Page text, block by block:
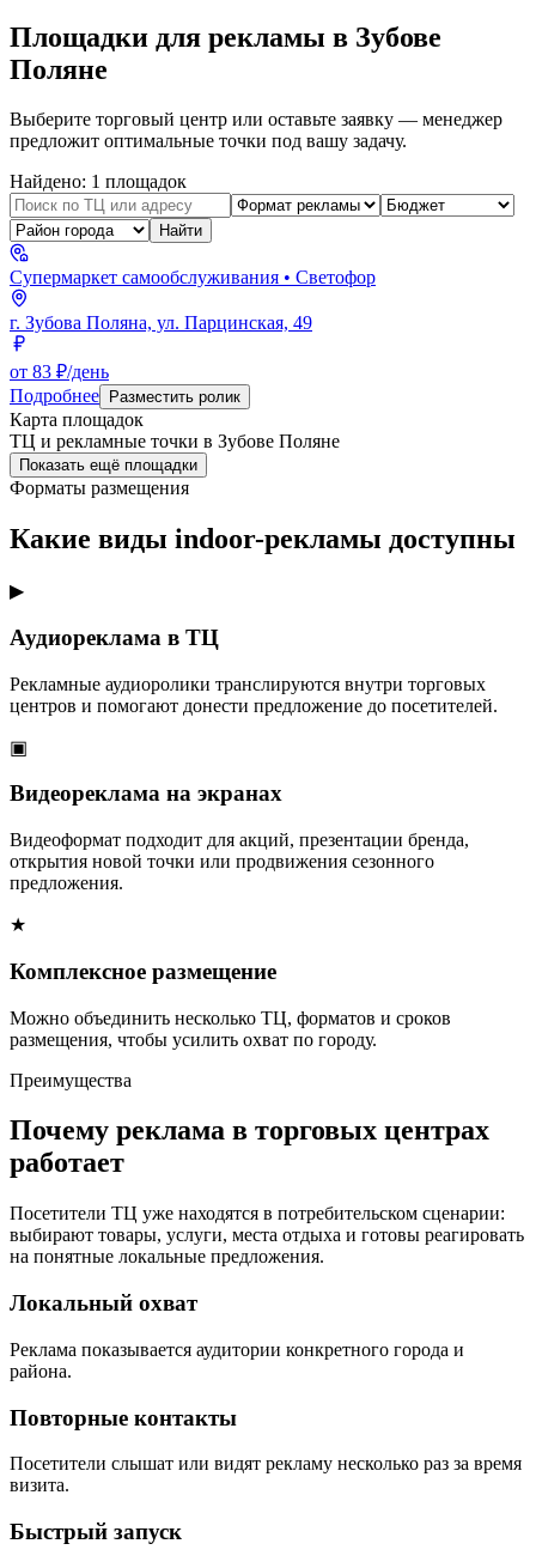
Площадки для рекламы в Зубове
Поляне
Выберите торговый центр или оставьте заявку — менеджер
предложит оптимальные точки под вашу задачу.
Найдено: 1 площадок
Найти
Супермаркет самообслуживания • Светофор
г. Зубова Поляна, ул. Парцинская, 49
от 83 ₽/день
Подробнее
Разместить ролик
Карта площадок
ТЦ и рекламные точки в Зубове Поляне
Показать ещё площадки
Форматы размещения
Какие виды indoor-рекламы доступны
▶
Аудиореклама в ТЦ
Рекламные аудиоролики транслируются внутри торговых
центров и помогают донести предложение до посетителей.
▣
Видеореклама на экранах
Видеоформат подходит для акций, презентации бренда,
открытия новой точки или продвижения сезонного
предложения.
★
Комплексное размещение
Можно объединить несколько ТЦ, форматов и сроков
размещения, чтобы усилить охват по городу.
Преимущества
Почему реклама в торговых центрах
работает
Посетители ТЦ уже находятся в потребительском сценарии:
выбирают товары, услуги, места отдыха и готовы реагировать
на понятные локальные предложения.
Локальный охват
Реклама показывается аудитории конкретного города и
района.
Повторные контакты
Посетители слышат или видят рекламу несколько раз за время
визита.
Быстрый запуск